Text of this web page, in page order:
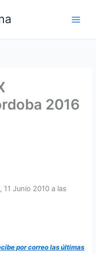
2016
11 Junio 2010 a las
por correo las últimas